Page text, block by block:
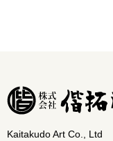
Kaitakudo Art Co., Ltd